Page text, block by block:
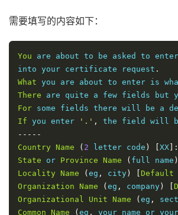
需要填写的内容如下：
You are about to be asked to
into your certificate request .
What you are about to enter is
There
For some fields there will be a
If you enter '.' , the field will
-----
Country Name ( 2 letter code ) XX ]:
State or Province Name ( full name )
Locality Name ( eg , city ) Default
Organization Name ( eg , company )
Organizational
Unit Name ( eg ,
Common Name ( eg , your name or